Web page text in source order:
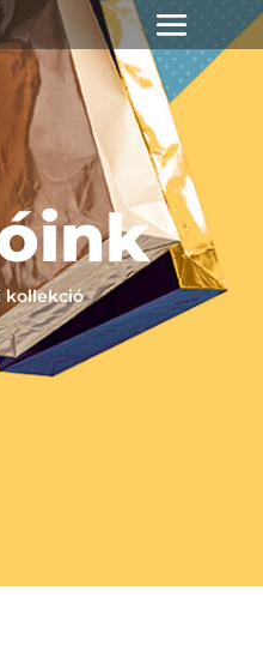
kollekció